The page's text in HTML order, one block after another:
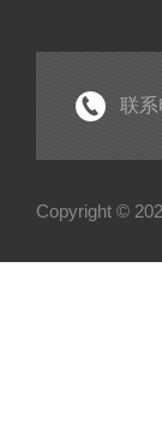
联
Copyright ©